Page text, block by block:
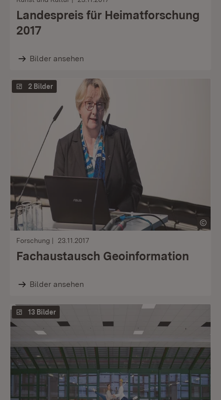
Landespreis für Heimatforschung
2017
Bilder ansehen
2 Bilder
Forschung 23.11.2017
Fachaustausch Geoinformation
Bilder ansehen
13 Bilder